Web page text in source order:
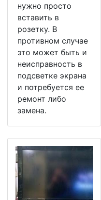
нужно просто
вставить в
розетку. В
противном случае
это может быть и
неисправность в
подсветке экрана
и потребуется ее
ремонт либо
замена.